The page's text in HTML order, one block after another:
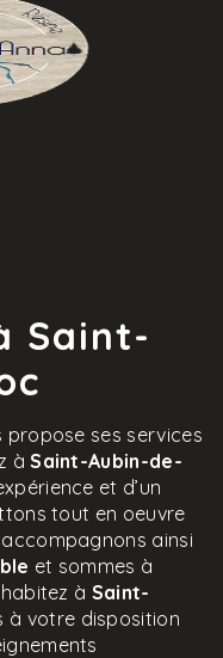
Saint-
propose ses services
àSaint-Aubin-de-
et d’un
tout en oeuvre
ainsi
et sommes à
à Saint-
à votre disposition